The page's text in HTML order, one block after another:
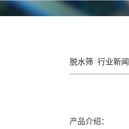
脱水筛>行业新闻
产品介绍：